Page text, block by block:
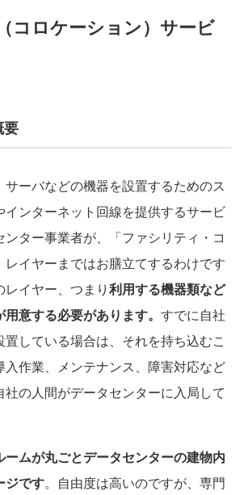
コロケーション）サービ
要
ーバなどの機器を設置するためのス
インターネット回線を提供するサービ
ター事業者が、「ファシリティ・コ
レイヤーまではお膳立てするわけです
イヤー、つまり利用する機器類など
意する必要があります。 すでに自社
している場合は、それを持ち込むこ
入作業、メンテナンス、障害対応など
の人間がデータセンターに入局して
ームが丸ごとデータセンターの建物内
ジです。自由度は高いのですが、専門